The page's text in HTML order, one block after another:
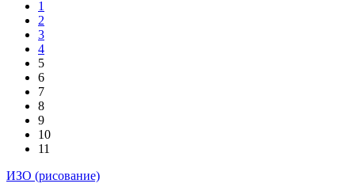
1
2
3
4
5
6
7
8
9
10
11
ИЗО (рисование)